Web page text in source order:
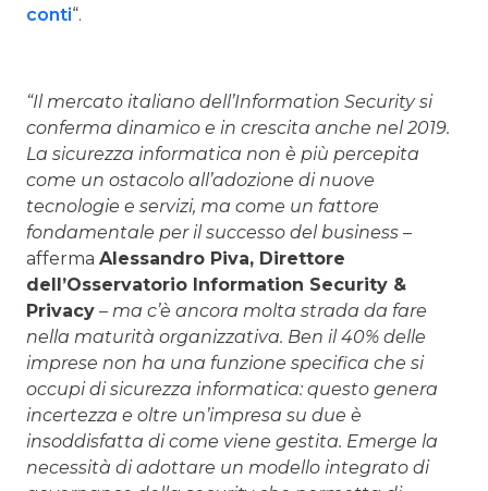
conti“.
“Il mercato italiano dell’Information Security si
conferma dinamico e in crescita anche nel 2019.
La sicurezza informatica non è più percepita
come un ostacolo all’adozione di nuove
tecnologie e servizi, ma come un fattore
fondamentale per il successo del business –
afferma Alessandro Piva, Direttore
dell’Osservatorio Information Security &
Privacy – ma c’è ancora molta strada da fare
nella maturità organizzativa. Ben il 40% delle
imprese non ha una funzione specifica che si
occupi di sicurezza informatica: questo genera
incertezza e oltre un’impresa su due è
insoddisfatta di come viene gestita. Emerge la
necessità di adottare un modello integrato di